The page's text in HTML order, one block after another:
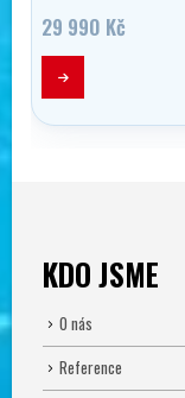
29 990 Kč
KDO JSME
O nás
Reference